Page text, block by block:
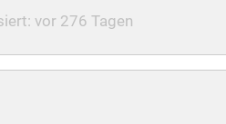
vor 276 Tagen